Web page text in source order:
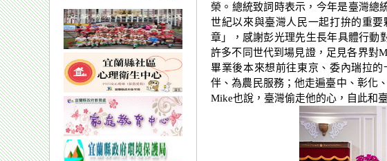
榮。總統致詞時表示，今年是臺灣總
世紀以來與臺灣人民一起打拚的重
章」，感謝彭光理先生長年具體行動
許多不同世代到場見證，足見各界對
畢業後本來想前往東京、委內瑞拉
伴、為農民服務；他走遍臺中、彰化
Mike也說，臺灣偷走他的心，自此和